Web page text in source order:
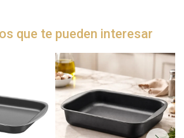
que te pueden interesar